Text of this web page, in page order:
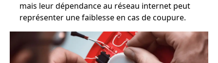
mais leur dépendance au réseau internet peut
représenter une faiblesse en cas de coupure.